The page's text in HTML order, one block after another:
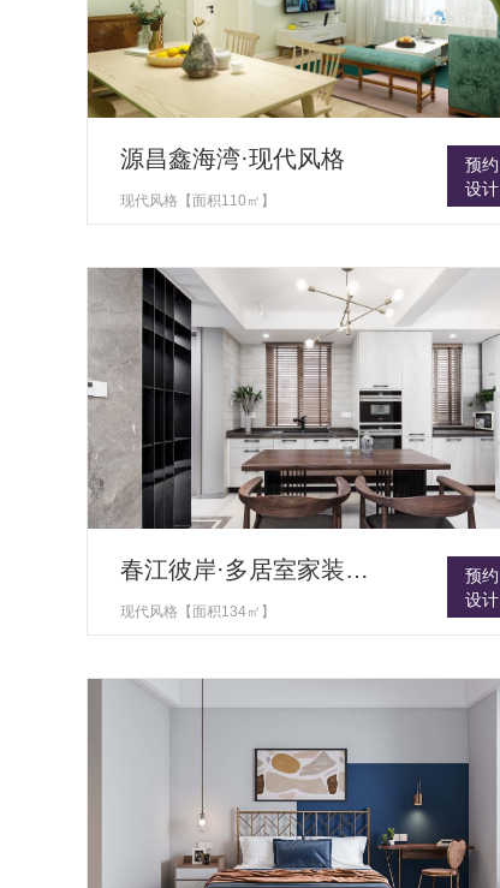
源昌鑫海湾·现代风格
现代风格【面积110㎡】
预约
设计
春江彼岸·多居室家装设计
现代风格【面积134㎡】
预约
设计